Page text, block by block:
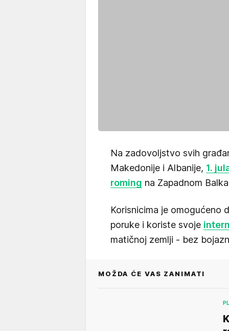
Na zadovoljstvo svih
Makedonije i Albanije, 1.
roming na Zapadnom
Korisnicima je omogućeno
poruke i koriste svoje
matičnoj zemlji - bez
MOŽDA ĆE VAS ZANIMATI